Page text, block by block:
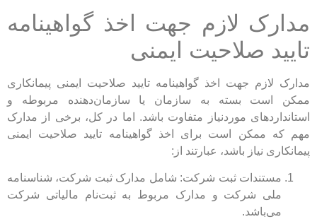
مدارک لازم جهت اخذ گواهینامه
تایید صلاحیت ایمنی
مدارک لازم جهت اخذ گواهینامه تایید صلاحیت ایمنی پیمانکاری
ممکن است بسته به سازمان یا سازمان‌دهنده مربوطه و
استانداردهای موردنیاز متفاوت باشد. اما در کل، برخی از مدارک
مهم که ممکن است برای اخذ گواهینامه تایید صلاحیت ایمنی
پیمانکاری نیاز باشد، عبارتند از:
مستندات ثبت شرکت: شامل مدارک ثبت شرکت، شناسنامه
ملی شرکت و مدارک مربوط به ثبت‌نام مالیاتی شرکت
می‌باشد.